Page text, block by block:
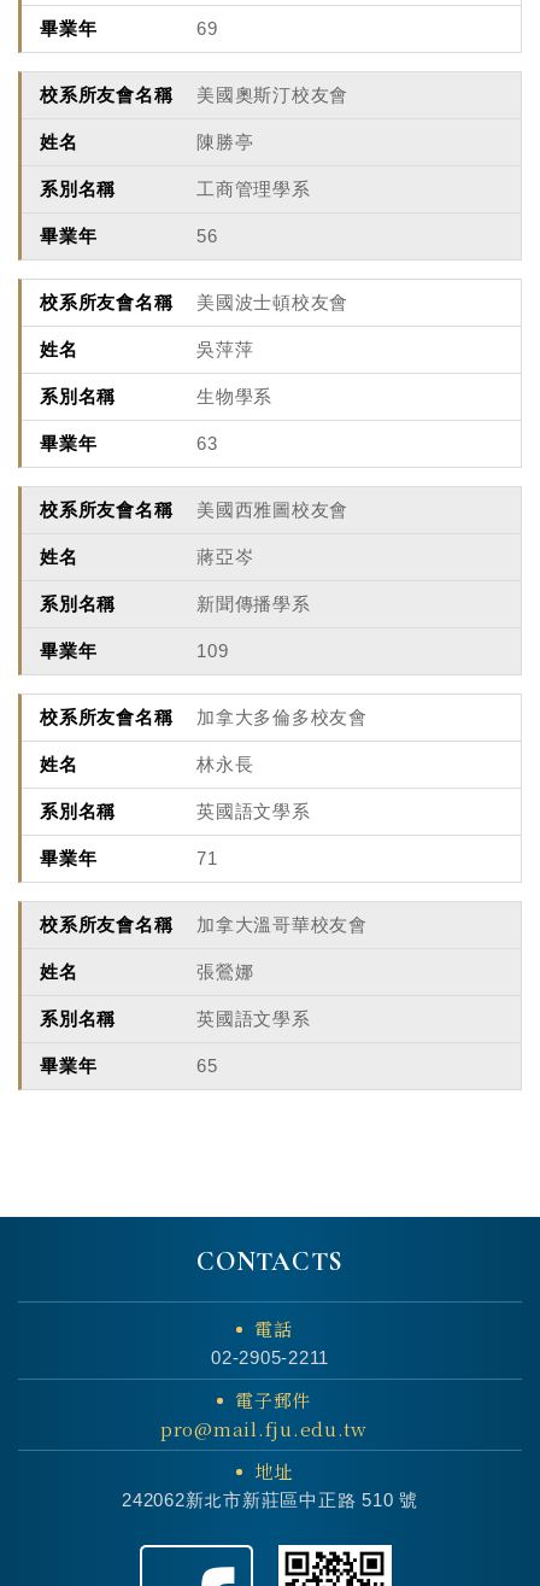
69
美國奧斯汀校友會
陳勝亭
工商管理學系
56
美國波士頓校友會
吳萍萍
生物學系
63
美國西雅圖校友會
蔣亞岑
新聞傳播學系
109
加拿大多倫多校友會
林永長
英國語文學系
71
加拿大溫哥華校友會
張鶯娜
英國語文學系
65
CONTACTS
電話
02-2905-2211
電子郵件
pro@mail.fju.edu.tw
地址
242062新北市新莊區中正路 510 號